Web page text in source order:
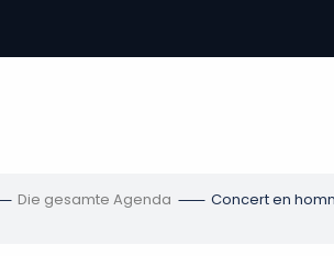
Die gesamte Agenda Concert en